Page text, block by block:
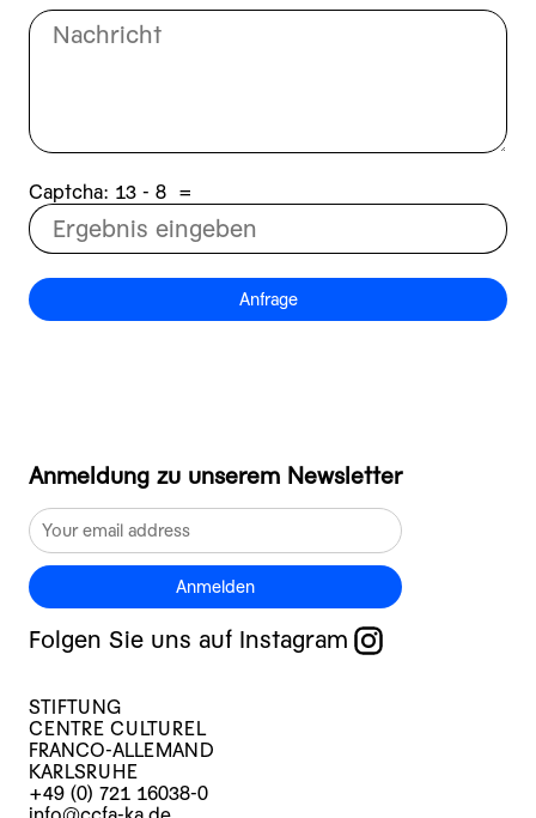
Captcha: 8 - 31 =
Anfrage
Anmeldung zu unserem Newsletter
Anmelden
Folgen Sie uns auf Instagram
STIFTUNG
CENTRE CULTUREL
FRANCO-ALLEMAND
KARLSRUHE
+49 (0) 721 16038-0